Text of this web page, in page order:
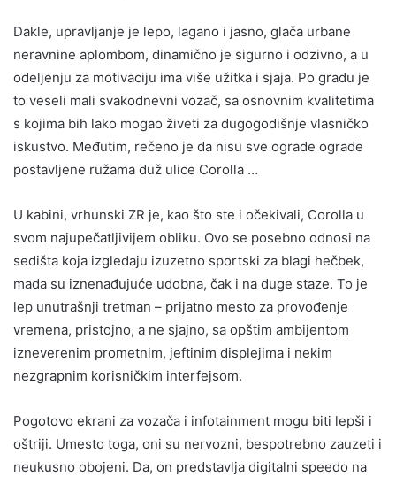
Dakle, upravljanje je lepo, lagano i jasno, glača urbane
neravnine aplombom, dinamično je sigurno i odzivno, a u
odeljenju za motivaciju ima više užitka i sjaja. Po gradu je
to veseli mali svakodnevni vozač, sa osnovnim kvalitetima
s kojima bih lako mogao živeti za dugogodišnje vlasničko
iskustvo. Međutim, rečeno je da nisu sve ograde ograde
postavljene ružama duž ulice Corolla …
U kabini, vrhunski ZR je, kao što ste i očekivali, Corolla u
svom najupečatljivijem obliku. Ovo se posebno odnosi na
sedišta koja izgledaju izuzetno sportski za blagi hečbek,
mada su iznenađujuće udobna, čak i na duge staze. To je
lep unutrašnji tretman – prijatno mesto za provođenje
vremena, pristojno, a ne sjajno, sa opštim ambijentom
izneverenim prometnim, jeftinim displejima i nekim
nezgrapnim korisničkim interfejsom.
Pogotovo ekrani za vozača i infotainment mogu biti lepši i
oštriji. Umesto toga, oni su nervozni, bespotrebno zauzeti i
neukusno obojeni. Da, on predstavlja digitalni speedo na